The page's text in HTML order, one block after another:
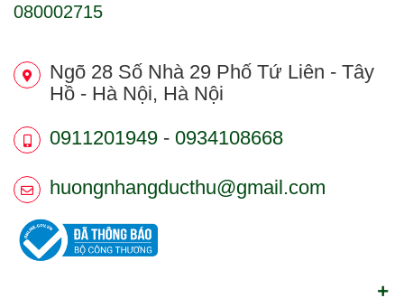
080002715
Ngõ 28 Số Nhà 29 Phố Tứ Liên - Tây
Hồ - Hà Nội, Hà Nội
0911201949 - 0934108668
huongnhangducthu@gmail.com